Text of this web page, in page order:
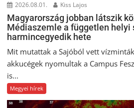
2026.08.01. Kiss Lajos
Magyarország jobban látszik
Médiaszemle a független helyi
harmincegyedik hete
Mit mutattak a Sajóból vett
akkucégek nyomultak a Campus
is...
Megyei hírek